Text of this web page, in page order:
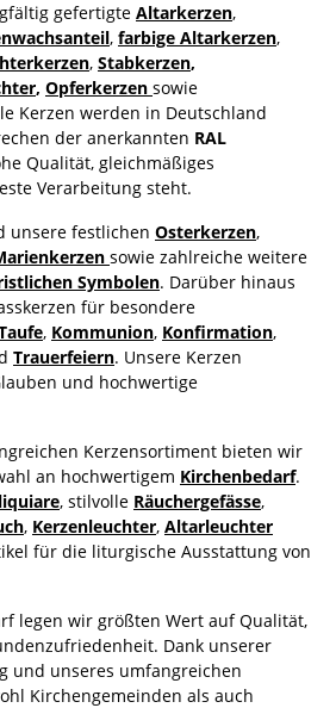
gefertigte Altarkerzen,
, farbige Altarkerzen,
, Stabkerzen,
, Opferkerzen sowie
Kerzen werden in Deutschland
der anerkannten RAL
Qualität, gleichmäßiges
Verarbeitung steht.
unsere festlichen Osterkerzen,
sowie zahlreiche weitere
Symbolen. Darüber hinaus
für besondere
, Kommunion, Konfirmation,
Trauerfeiern. Unsere Kerzen
und hochwertige
Kerzensortiment bieten wir
an hochwertigem Kirchenbedarf.
, stilvolle Räuchergefässe,
, Kerzenleuchter, Altarleuchter
für die liturgische Ausstattung von
legen wir größten Wert auf Qualität,
Dank unserer
und unseres umfangreichen
Kirchengemeinden als auch